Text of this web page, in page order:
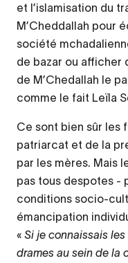
et l’islamisation du
M’Cheddallah pour
société
de bazar ou afficher
de M’Chedallah le
comme le fait Leïla
Ce sont bien sûr les
patriarcat et de la
par les mères. Mais
pas tous despotes -
conditions socio-
émancipation
« Si je connaissais
drames au sein de la